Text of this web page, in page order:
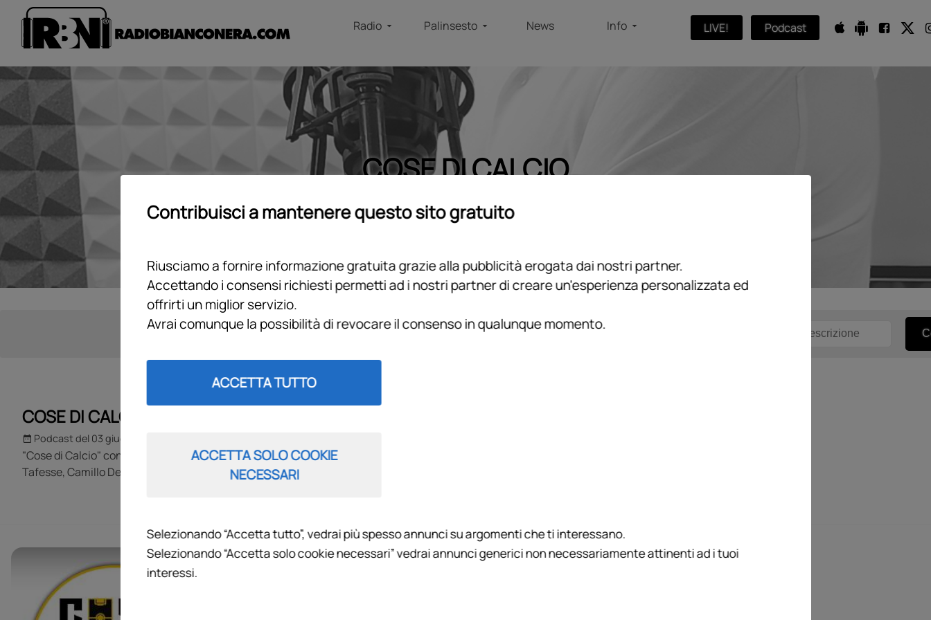
Radio Palinsesto News Info LIVE! Podcast
COSE DI CALCIO
programmi podcast
Filtra per
COSE DI CALCIO
Podcast del 03 giugno 2026
"Cose di Calcio" con Antonio Paolino. Ospiti: Willy Vignati (La Cruz Portieri), Samuel
Tafesse, Camillo Demichelis
COSE DI CALCIO
Contribuisci a mantenere questo sito gratuito
Riusciamo a fornire informazione gratuita grazie alla pubblicità erogata dai nostri partner.
Accettando i consensi richiesti permetti ad i nostri partner di creare un'esperienza personalizzata ed
offrirti un miglior servizio.
Avrai comunque la possibilità di revocare il consenso in qualunque momento.
ACCETTA TUTTO
ACCETTA SOLO COOKIE
NECESSARI
Selezionando “Accetta tutto”, vedrai più spesso annunci su argomenti che ti interessano.
Selezionando “Accetta solo cookie necessari” vedrai annunci generici non necessariamente attinenti ad i tuoi
interessi.